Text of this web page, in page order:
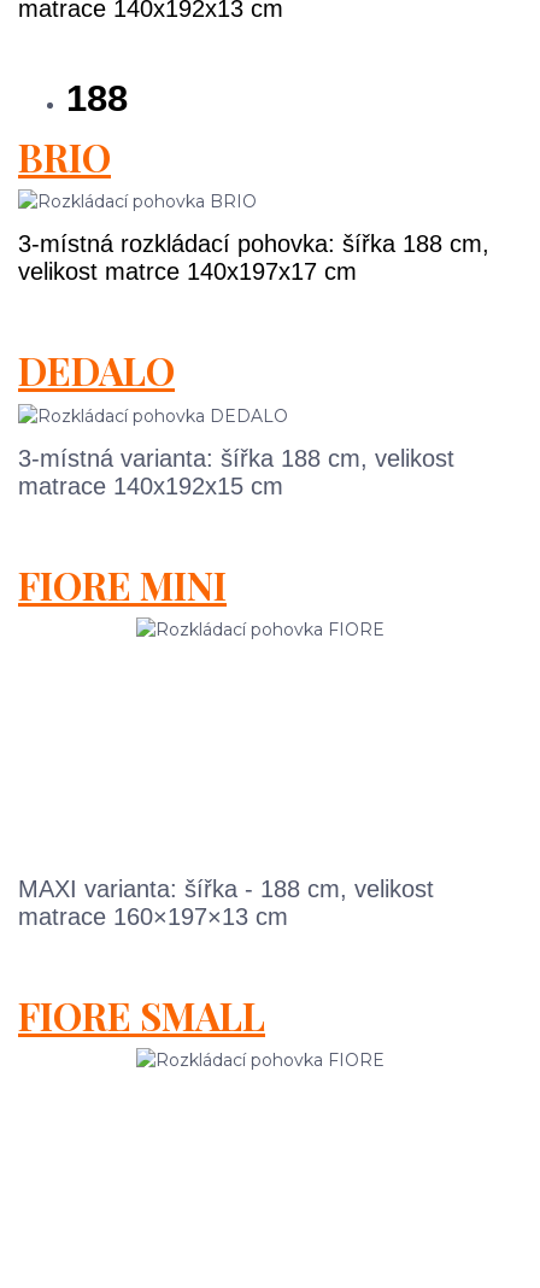
matrace 140x192x13 cm
188
BRIO
3-místná rozkládací pohovka: šířka 188 cm,
velikost matrce 140x197x17 cm
DEDALO
3-místná varianta: šířka 188 cm, velikost
matrace 140x192x15 cm
FIORE MINI
MAXI varianta: šířka - 188 cm, velikost
matrace 160×197×13 cm
FIORE SMALL